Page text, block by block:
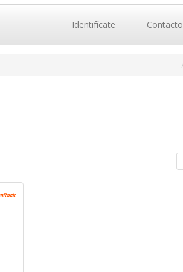
Identifícate Contacto